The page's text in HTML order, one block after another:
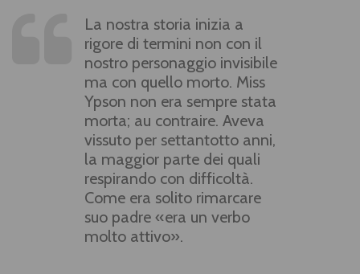
La nostra storia inizia a
rigore di termini non con il
nostro personaggio invisibile
ma con quello morto. Miss
Ypson non era sempre stata
morta; au contraire. Aveva
vissuto per settantotto anni,
la maggior parte dei quali
respirando con difficoltà.
Come era solito rimarcare
suo padre «era un verbo
molto attivo».